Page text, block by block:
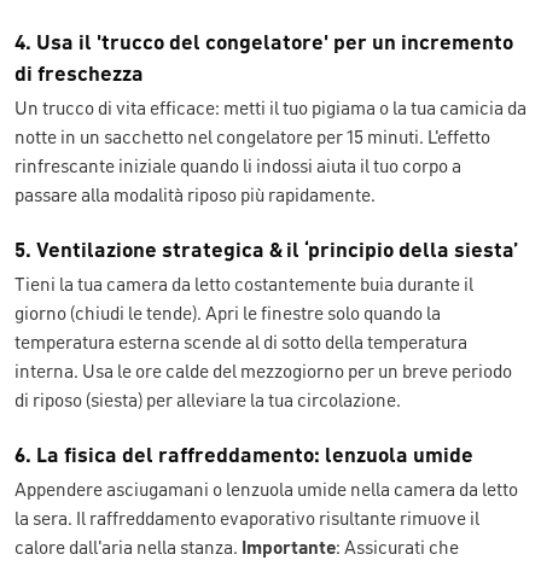
4. Usa il 'trucco del congelatore' per un incremento
di freschezza
Un trucco di vita efficace: metti il tuo pigiama o la tua camicia da
notte in un sacchetto nel congelatore per 15 minuti. L'effetto
rinfrescante iniziale quando li indossi aiuta il tuo corpo a
passare alla modalità riposo più rapidamente.
5. Ventilazione strategica & il ‘principio della siesta’
Tieni la tua camera da letto costantemente buia durante il
giorno (chiudi le tende). Apri le finestre solo quando la
temperatura esterna scende al di sotto della temperatura
interna. Usa le ore calde del mezzogiorno per un breve periodo
di riposo (siesta) per alleviare la tua circolazione.
6. La fisica del raffreddamento: lenzuola umide
Appendere asciugamani o lenzuola umide nella camera da letto
la sera. Il raffreddamento evaporativo risultante rimuove il
calore dall'aria nella stanza. Importante: Assicurati che